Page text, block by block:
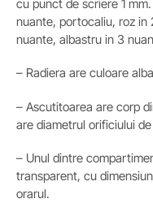
cu punct de scriere 1
nuante, portocaliu, roz in
nuante, albastru in 3
– Radiera are culoare
– Ascutitoarea are corp
are diametrul orificiului
– Unul dintre
transparent, cu
orarul.